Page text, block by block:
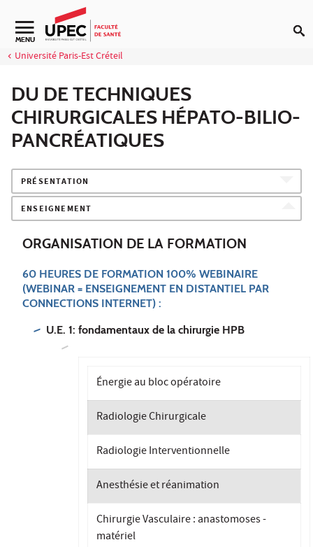
Aller au contenu
Navigation secondaire
MENU
Université Paris-Est Créteil
DU DE TECHNIQUES
CHIRURGICALES HÉPATO-BILIO-
PANCRÉATIQUES
PRÉSENTATION
ENSEIGNEMENT
ORGANISATION DE LA FORMATION
60 HEURES DE FORMATION 100% WEBINAIRE
(WEBINAR = ENSEIGNEMENT EN DISTANTIEL PAR
CONNECTIONS INTERNET) :
U.E. 1: fondamentaux de la chirurgie HPB
Énergie au bloc opératoire
Radiologie Chirurgicale
Radiologie Interventionnelle
Anesthésie et réanimation
Chirurgie Vasculaire : anastomoses -
matériel